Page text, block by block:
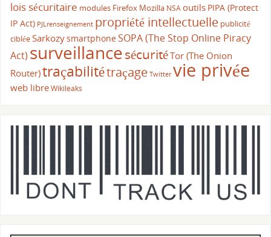
lois sécuritaire modules Firefox Mozilla NSA outils PIPA (Protect
IP Act) PJLrenseignement propriété intellectuelle publicité
cibléeSarkozysmartphoneSOPA (The Stop Online Piracy
Act) surveillancesécuritéTor (The Onion
Router)traçabilitétraçage Twitter vie privée
web libreWikileaks